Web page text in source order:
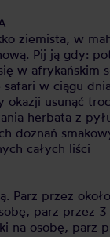
ziemista, w
Pij ją gdy:
w afrykańskim
safari w ciągu
okazji usunąć
herbata z
doznań
całych liści
Parz przez
parz przez
na osobę, parz